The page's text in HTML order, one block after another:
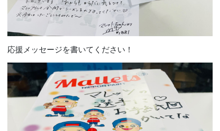
応援メッセージを書いてください！